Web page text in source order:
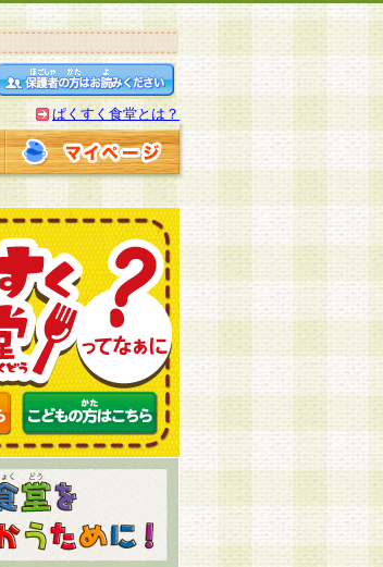
ぱくすく食堂とは？